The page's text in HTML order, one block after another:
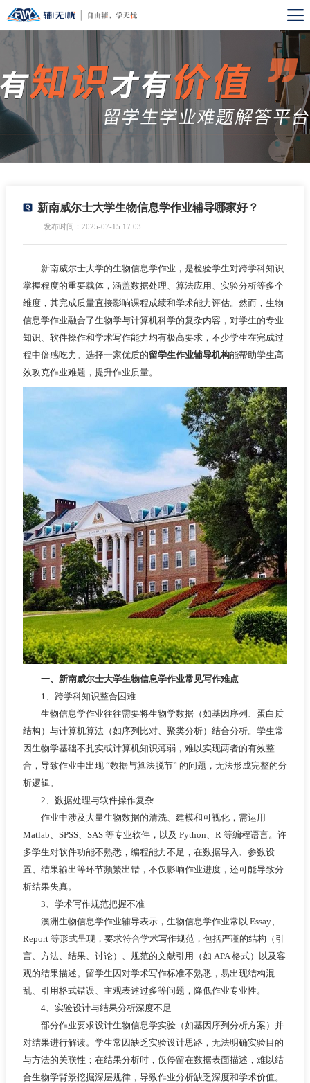
新南威尔士大学生物信息学作业辅导哪家好？
发布时间：2025-07-15 17:03
新南威尔士大学的生物信息学作业，是检验学生对跨学科知识
掌握程度的重要载体，涵盖数据处理、算法应用、实验分析等多个
维度，其完成质量直接影响课程成绩和学术能力评估。然而，生物
信息学作业融合了生物学与计算机科学的复杂内容，对学生的专业
知识、软件操作和学术写作能力均有极高要求，不少学生在完成过
程中倍感吃力。选择一家优质的留学生作业辅导机构能帮助学生高
效攻克作业难题，提升作业质量。
一、新南威尔士大学生物信息学作业常见写作难点
1、跨学科知识整合困难
生物信息学作业往往需要将生物学数据（如基因序列、蛋白质
结构）与计算机算法（如序列比对、聚类分析）结合分析。学生常
因生物学基础不扎实或计算机知识薄弱，难以实现两者的有效整
合，导致作业中出现 “数据与算法脱节” 的问题，无法形成完整的分
析逻辑。
2、数据处理与软件操作复杂
作业中涉及大量生物数据的清洗、建模和可视化，需运用
Matlab、SPSS、SAS 等专业软件，以及 Python、R 等编程语言。许
多学生对软件功能不熟悉，编程能力不足，在数据导入、参数设
置、结果输出等环节频繁出错，不仅影响作业进度，还可能导致分
析结果失真。
3、学术写作规范把握不准
澳洲生物信息学作业辅导表示，生物信息学作业常以 Essay、
Report 等形式呈现，要求符合学术写作规范，包括严谨的结构（引
言、方法、结果、讨论）、规范的文献引用（如 APA 格式）以及客
观的结果描述。留学生因对学术写作标准不熟悉，易出现结构混
乱、引用格式错误、主观表述过多等问题，降低作业专业性。
4、实验设计与结果分析深度不足
部分作业要求设计生物信息学实验（如基因序列分析方案）并
对结果进行解读。学生常因缺乏实验设计思路，无法明确实验目的
与方法的关联性；在结果分析时，仅停留在数据表面描述，难以结
合生物学背景挖掘深层规律，导致作业分析缺乏深度和学术价值。